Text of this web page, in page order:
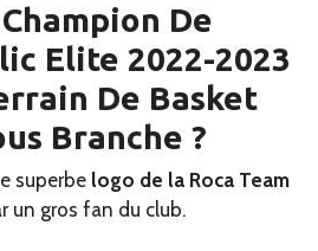
De
Elite 2022-2023
De Basket
Branche ?
superbe logo de la Roca Team
un gros fan du club.